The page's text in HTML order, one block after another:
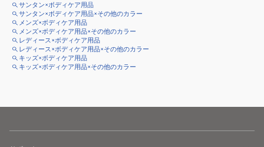
サンタン×ボディケア用品
サンタン×ボディケア用品×その他のカラー
メンズ×ボディケア用品
メンズ×ボディケア用品×その他のカラー
レディース×ボディケア用品
レディース×ボディケア用品×その他のカラー
キッズ×ボディケア用品
キッズ×ボディケア用品×その他のカラー